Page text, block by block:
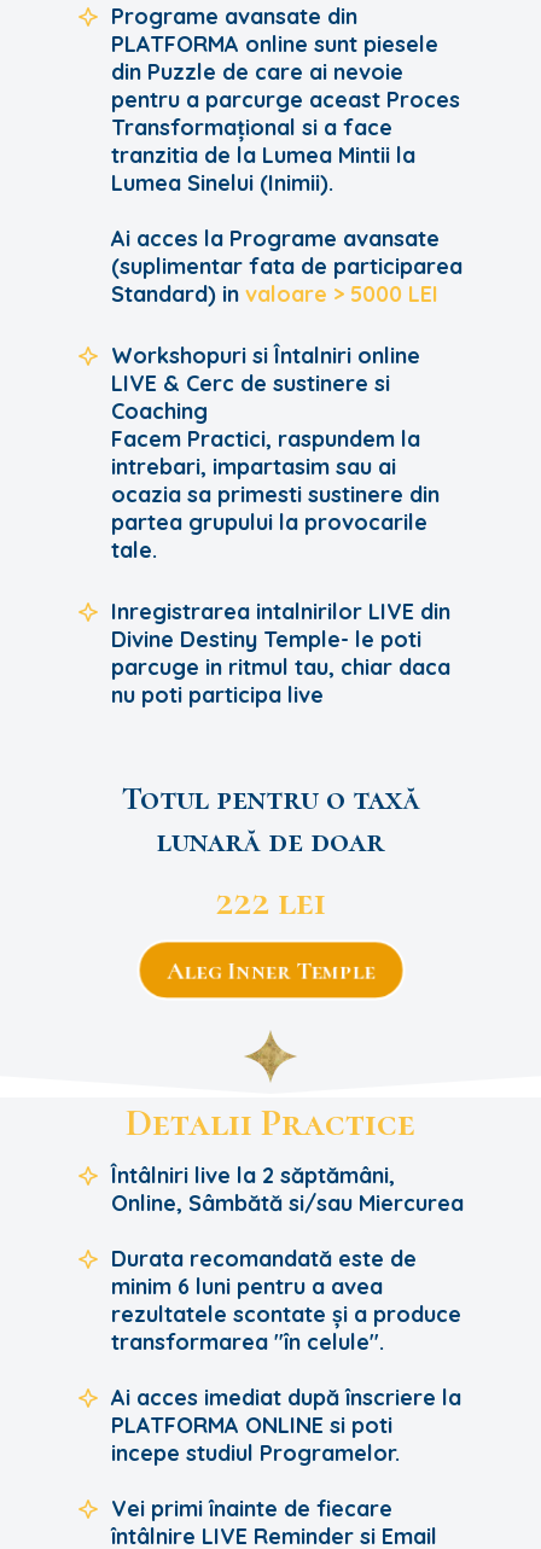
Programe avansate din
PLATFORMA online sunt piesele
din Puzzle de care ai nevoie
pentru a parcurge aceast Proces
Transformațional si a face
tranzitia de la Lumea Mintii la
Lumea Sinelui (Inimii).
Ai acces la Programe avansate
(suplimentar fata de participarea
Standard) in valoare > 5000 LEI
Workshopuri si Întalniri online
LIVE & Cerc de sustinere si
Coaching
Facem Practici, raspundem la
intrebari, impartasim sau ai
ocazia sa primesti sustinere din
partea grupului la provocarile
tale.
Inregistrarea intalnirilor LIVE din
Divine Destiny Temple- le poti
parcuge in ritmul tau, chiar daca
nu poti participa live
Totul pentru o taxă
lunară de doar
222 lei
Aleg Inner Temple
Întâlniri live la 2 săptămâni,
Online, Sâmbătă si/sau Miercurea
Durata recomandată este de
minim 6 luni pentru a avea
rezultatele scontate și a produce
transformarea "în celule".
Ai acces imediat după înscriere la
PLATFORMA ONLINE si poti
incepe studiul Programelor.
Vei primi înainte de fiecare
întâlnire LIVE Reminder si Email
Detalii Practice